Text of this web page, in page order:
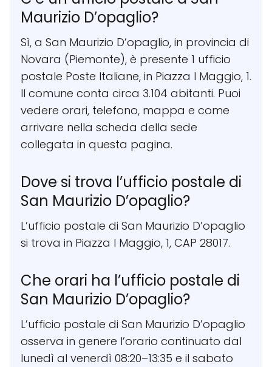
Maurizio D’opaglio?
Sì, a San Maurizio D’opaglio, in provincia di
Novara (Piemonte), è presente 1 ufficio
postale Poste Italiane, in Piazza I Maggio, 1.
Il comune conta circa 3.104 abitanti. Puoi
vedere orari, telefono, mappa e come
arrivare nella scheda della sede
collegata in questa pagina.
Dove si trova l’ufficio postale di
San Maurizio D’opaglio?
L’ufficio postale di San Maurizio D’opaglio
si trova in Piazza I Maggio, 1, CAP 28017.
Che orari ha l’ufficio postale di
San Maurizio D’opaglio?
L’ufficio postale di San Maurizio D’opaglio
osserva in genere l’orario continuato dal
lunedì al venerdì 08:20–13:35 e il sabato